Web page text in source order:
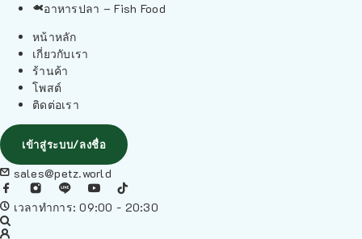
อาหารปลา – Fish Food
หน้าหลัก
เกี่ยวกับเรา
ร้านค้า
โพสต์
ติดต่อเรา
เข้าสู่ระบบ/ลงชื่อ
sales@petz.world
เวลาทำการ: 09:00 - 20:30